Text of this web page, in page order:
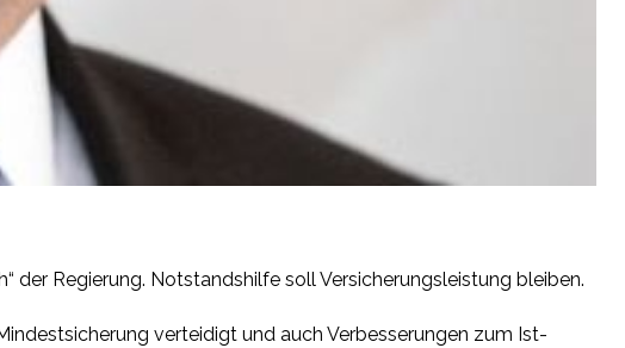
der Regierung. Notstandshilfe soll Versicherungsleistung bleiben.
verteidigt und auch Verbesserungen zum Ist-